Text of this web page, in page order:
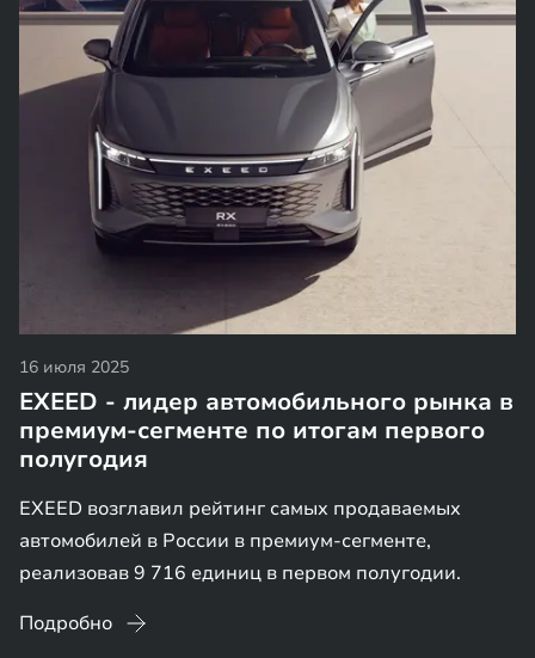
16 июля 2025
EXEED - лидер автомобильного рынка в
премиум-сегменте по итогам первого
полугодия
EXEED возглавил рейтинг самых продаваемых
автомобилей в России в премиум-сегменте,
реализовав 9 716 единиц в первом полугодии.
Подробно